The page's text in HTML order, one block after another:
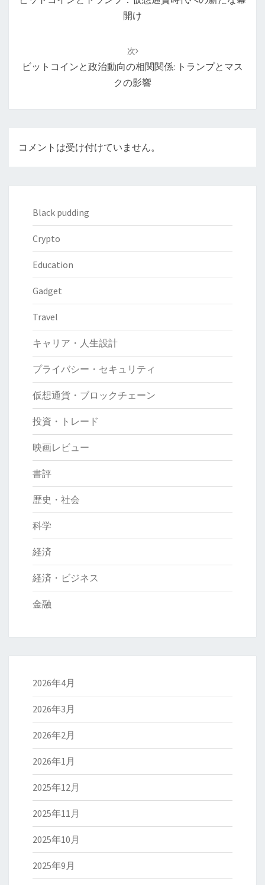
開け
次
ビットコインと政治動向の相関関係: トランプとマス
クの影響
コメントは受け付けていません。
Black pudding
Crypto
Education
Gadget
Travel
キャリア・人生設計
プライバシー・セキュリティ
仮想通貨・ブロックチェーン
投資・トレード
映画レビュー
書評
歴史・社会
科学
経済
経済・ビジネス
金融
2026年4月
2026年3月
2026年2月
2026年1月
2025年12月
2025年11月
2025年10月
2025年9月